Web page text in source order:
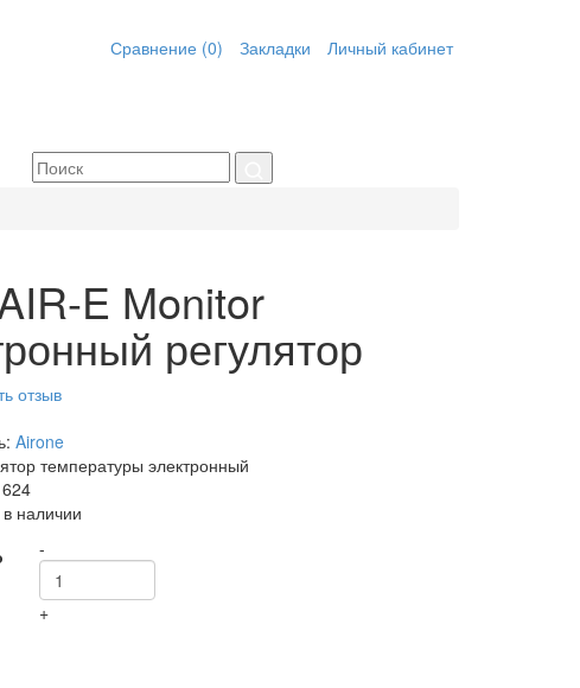
Сравнение (0)
Закладки
Личный кабинет
E Monitor
регулятор
отзыв
Airone
температуры электронный
в наличии
-
+